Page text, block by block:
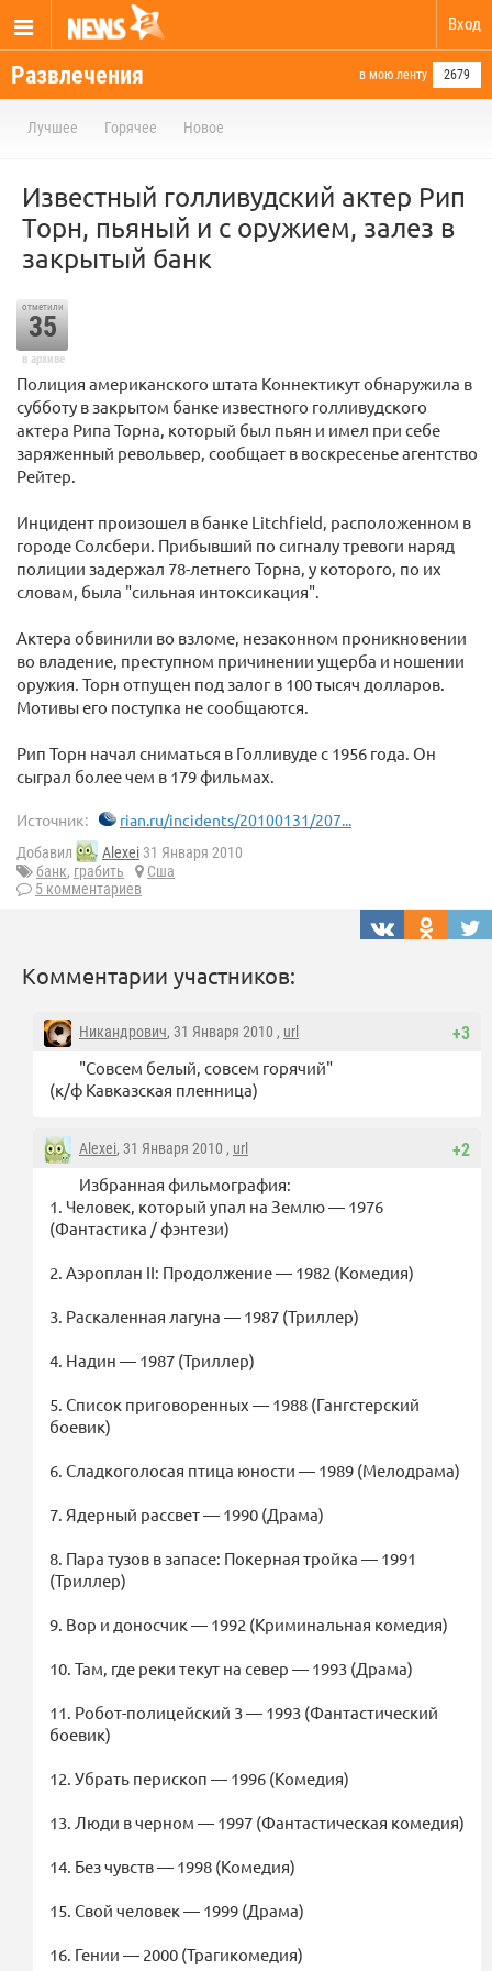
Вход
Развлечения в мою ленту 2679
Лучшее Горячее Новое
Известный голливудский актер Рип
Торн, пьяный и с оружием, залез в
закрытый банк
отметили
35
в архиве
Полиция американского штата Коннектикут обнаружила в
субботу в закрытом банке известного голливудского
актера Рипа Торна, который был пьян и имел при себе
заряженный револьвер, сообщает в воскресенье агентство
Рейтер.
Инцидент произошел в банке Litchfield, расположенном в
городе Солсбери. Прибывший по сигналу тревоги наряд
полиции задержал 78-летнего Торна, у которого, по их
словам, была "сильная интоксикация".
Актера обвинили во взломе, незаконном проникновении
во владение, преступном причинении ущерба и ношении
оружия. Торн отпущен под залог в 100 тысяч долларов.
Мотивы его поступка не сообщаются.
Рип Торн начал сниматься в Голливуде с 1956 года. Он
сыграл более чем в 179 фильмах.
Источник: rian.ru/incidents/20100131/207...
Добавил Alexei 31 Января 2010
банк, грабить
Сша
5 комментариев
Комментарии участников:
+3
Никандрович, 31 Января 2010 , url
"Совсем белый, совсем горячий"
(к/ф Кавказская пленница)
+2
Alexei, 31 Января 2010 , url
Избранная фильмография:
1. Человек, который упал на Землю — 1976
(Фантастика / фэнтези)
2. Аэроплан II: Продолжение — 1982 (Комедия)
3. Раскаленная лагуна — 1987 (Триллер)
4. Надин — 1987 (Триллер)
5. Список приговоренных — 1988 (Гангстерский
боевик)
6. Сладкоголосая птица юности — 1989 (Мелодрама)
7. Ядерный рассвет — 1990 (Драма)
8. Пара тузов в запасе: Покерная тройка — 1991
(Триллер)
9. Вор и доносчик — 1992 (Криминальная комедия)
10. Там, где реки текут на север — 1993 (Драма)
11. Робот-полицейский 3 — 1993 (Фантастический
боевик)
12. Убрать перископ — 1996 (Комедия)
13. Люди в черном — 1997 (Фантастическая комедия)
14. Без чувств — 1998 (Комедия)
15. Свой человек — 1999 (Драма)
16. Гении — 2000 (Трагикомедия)